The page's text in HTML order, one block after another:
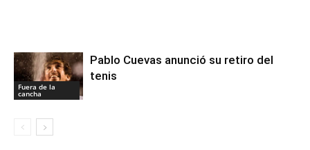
Fuera de la
cancha
Pablo Cuevas anunció su retiro del
tenis